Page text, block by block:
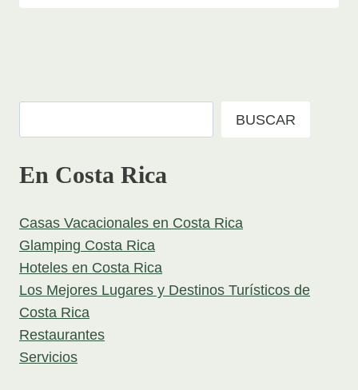
BUSCAR
En Costa Rica
Casas Vacacionales en Costa Rica
Glamping Costa Rica
Hoteles en Costa Rica
Los Mejores Lugares y Destinos Turísticos de
Costa Rica
Restaurantes
Servicios